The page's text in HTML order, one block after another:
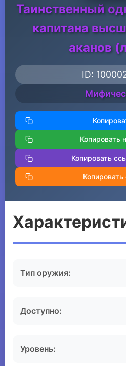
Таинственный
капитана
аканов
ID:
Копировать
Копировать
Тип оружия:
Доступно:
Уровень: